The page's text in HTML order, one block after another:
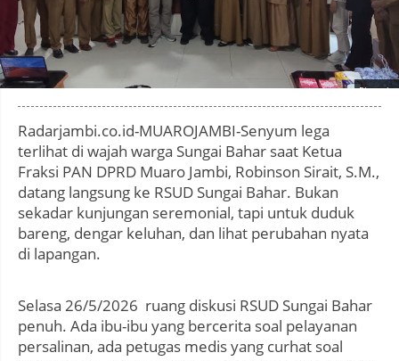
Photo by
Radarjambi.co.id-MUAROJAMBI-Senyum lega
terlihat di wajah warga Sungai Bahar saat Ketua
Fraksi PAN DPRD Muaro Jambi, Robinson Sirait, S.M.,
datang langsung ke RSUD Sungai Bahar. Bukan
sekadar kunjungan seremonial, tapi untuk duduk
bareng, dengar keluhan, dan lihat perubahan nyata
di lapangan.
Selasa 26/5/2026 ruang diskusi RSUD Sungai Bahar
penuh. Ada ibu-ibu yang bercerita soal pelayanan
persalinan, ada petugas medis yang curhat soal